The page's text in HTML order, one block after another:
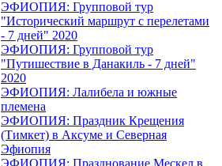
ЭФИОПИЯ: Групповой тур
"Исторический маршрут с перелетами
- 7 дней" 2020
ЭФИОПИЯ: Групповой тур
"Путишествие в Данакиль - 7 дней"
2020
ЭФИОПИЯ: Лалибела и южные
племена
ЭФИОПИЯ: Праздник Крещения
(Тимкет) в Аксуме и Северная
Эфиопия
ЭФИОПИЯ: Празднование Мескел в